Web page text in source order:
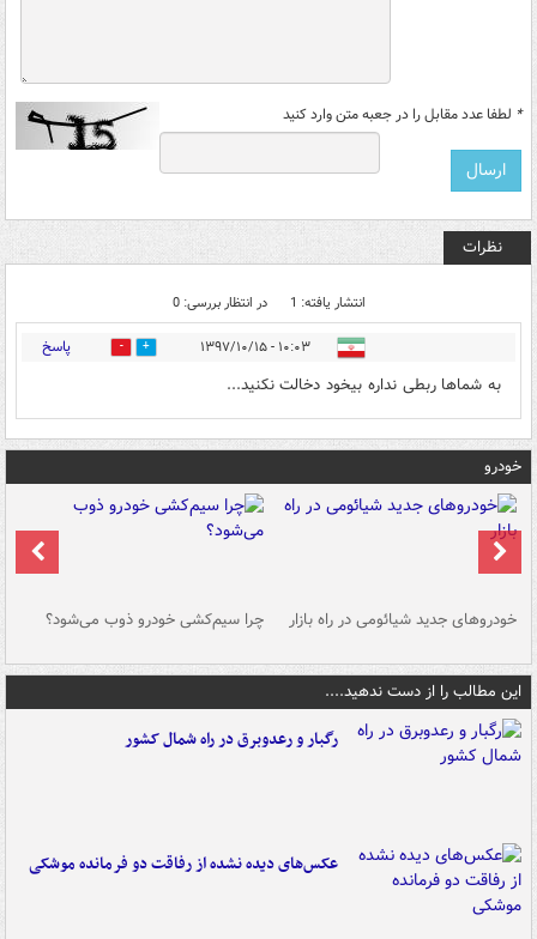
* لطفا عدد مقابل را در جعبه متن وارد کنید
نظرات
انتشار یافته: 1 در انتظار بررسی: 0
۱۰:۰۳ - ۱۳۹۷/۱۰/۱۵ 1 پاسخ
به شماها ربطی نداره بیخود دخالت نکنید...
خودرو
خودروهای جدید شیائومی در راه بازار چرا سیم‌کشی خودرو ذوب می‌شود؟
این مطالب را از دست ندهید....
رگبار و رعدوبرق در راه شمال کشور
عکس‌های دیده نشده از رفاقت دو فرمانده‌ موشکی